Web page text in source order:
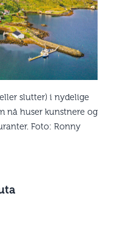
slutter) i nydelige
nå huser kunstnere og
Foto: Ronny